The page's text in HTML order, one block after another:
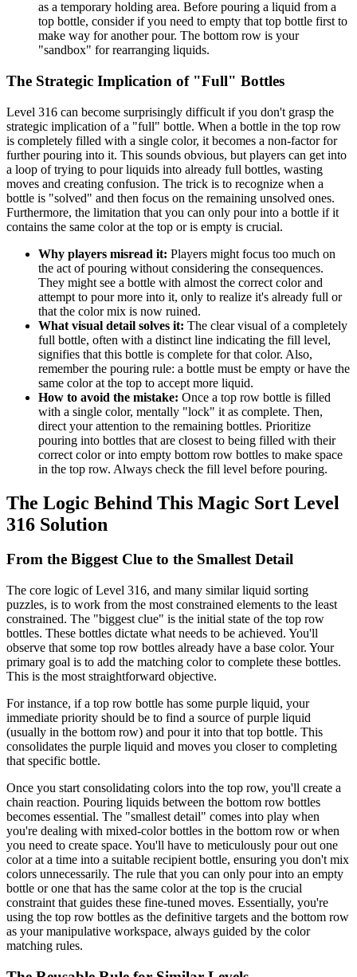
as a temporary holding area. Before pouring a liquid from a
top bottle, consider if you need to empty that top bottle first to
make way for another pour. The bottom row is your
"sandbox" for rearranging liquids.
The Strategic Implication of "Full" Bottles
Level 316 can become surprisingly difficult if you don't grasp the
strategic implication of a "full" bottle. When a bottle in the top row
is completely filled with a single color, it becomes a non-factor for
further pouring into it. This sounds obvious, but players can get into
a loop of trying to pour liquids into already full bottles, wasting
moves and creating confusion. The trick is to recognize when a
bottle is "solved" and then focus on the remaining unsolved ones.
Furthermore, the limitation that you can only pour into a bottle if it
contains the same color at the top or is empty is crucial.
Why players misread it: Players might focus too much on
the act of pouring without considering the consequences.
They might see a bottle with almost the correct color and
attempt to pour more into it, only to realize it's already full or
that the color mix is now ruined.
What visual detail solves it: The clear visual of a completely
full bottle, often with a distinct line indicating the fill level,
signifies that this bottle is complete for that color. Also,
remember the pouring rule: a bottle must be empty or have the
same color at the top to accept more liquid.
How to avoid the mistake: Once a top row bottle is filled
with a single color, mentally "lock" it as complete. Then,
direct your attention to the remaining bottles. Prioritize
pouring into bottles that are closest to being filled with their
correct color or into empty bottom row bottles to make space
in the top row. Always check the fill level before pouring.
The Logic Behind This Magic Sort Level
316 Solution
From the Biggest Clue to the Smallest Detail
The core logic of Level 316, and many similar liquid sorting
puzzles, is to work from the most constrained elements to the least
constrained. The "biggest clue" is the initial state of the top row
bottles. These bottles dictate what needs to be achieved. You'll
observe that some top row bottles already have a base color. Your
primary goal is to add the matching color to complete these bottles.
This is the most straightforward objective.
For instance, if a top row bottle has some purple liquid, your
immediate priority should be to find a source of purple liquid
(usually in the bottom row) and pour it into that top bottle. This
consolidates the purple liquid and moves you closer to completing
that specific bottle.
Once you start consolidating colors into the top row, you'll create a
chain reaction. Pouring liquids between the bottom row bottles
becomes essential. The "smallest detail" comes into play when
you're dealing with mixed-color bottles in the bottom row or when
you need to create space. You'll have to meticulously pour out one
color at a time into a suitable recipient bottle, ensuring you don't mix
colors unnecessarily. The rule that you can only pour into an empty
bottle or one that has the same color at the top is the crucial
constraint that guides these fine-tuned moves. Essentially, you're
using the top row bottles as the definitive targets and the bottom row
as your manipulative workspace, always guided by the color
matching rules.